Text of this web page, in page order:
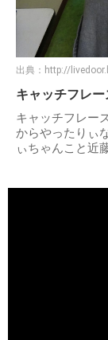
出典： http://
キャッチフレー
キャッチフレー
からやったりぃ
ぃちゃんこと近